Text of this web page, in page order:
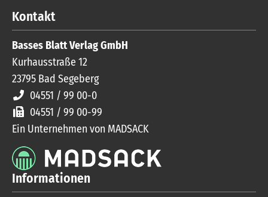
Kontakt
Basses Blatt Verlag GmbH
Kurhausstraße 12
23795 Bad Segeberg
04551 / 99 00-0
04551 / 99 00-99
Ein Unternehmen von MADSACK
Informationen